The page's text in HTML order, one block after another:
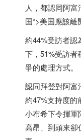
人，都認同阿
国“>美国應該離
約44%受訪者認
下，51%受訪者
爭的處理方式。
認同拜登對阿富
約47%支持度的
小布希下令揮軍
高昂、到頭來卻